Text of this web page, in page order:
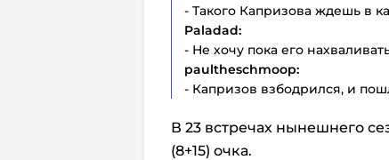
- Такого Капризова ждешь в
Paladad:
- Не хочу пока его
paultheschmoop:
- Капризов взбодрился, и
В 23 встречах нынешнего
(8+15) очка.